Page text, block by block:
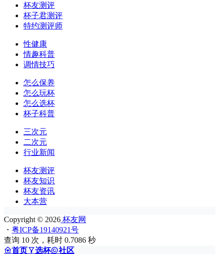
杯友测评
杯子君测评
特约测评师
性健康
情趣科普
调情技巧
怎么保养
怎么玩杯
怎么选杯
杯子科普
三次元
二次元
行业新闻
杯友测评
杯友知识
杯友资讯
大本营
Copyright © 2026 杯友网
・ 粤ICP备19140921号
查询 10 次，耗时 0.7086 秒
首页
选杯 社区